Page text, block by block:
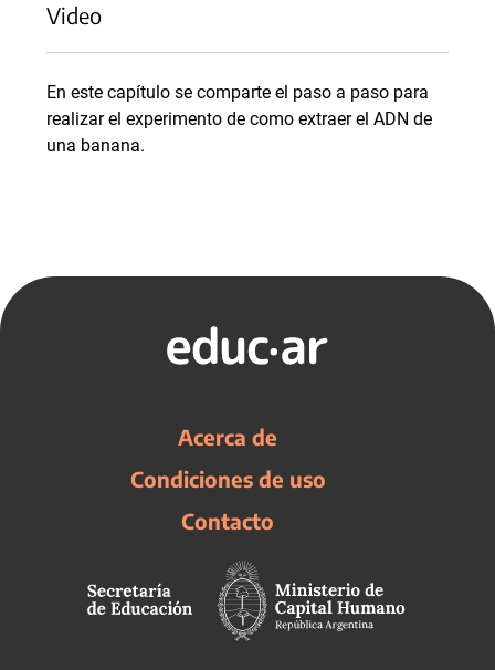
Video
En este capítulo se comparte el paso a paso para
realizar el experimento de como extraer el ADN de
una banana.
Acerca de
Condiciones de uso
Contacto